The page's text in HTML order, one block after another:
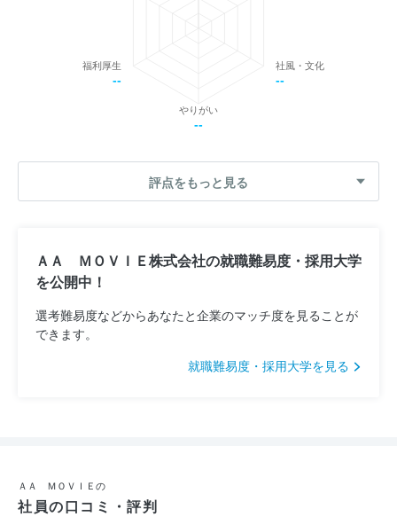
社風・文化
--
やりがい
--
福利厚生
--
評点をもっと見る
ＡＡ ＭＯＶＩＥ株式会社の就職難易度・採用大学
を公開中！
選考難易度などからあなたと企業のマッチ度を見ることが
できます。
就職難易度・採用大学を見る
ＡＡ ＭＯＶＩＥの
社員の口コミ・評判